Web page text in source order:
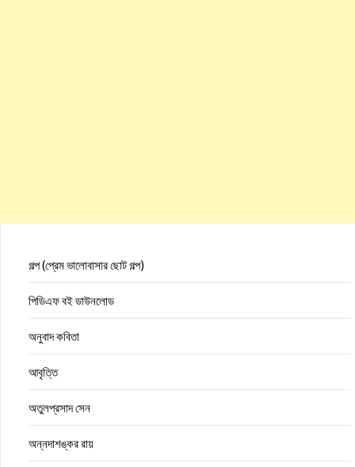
গল্প (প্রেম ভালোবাসার ছোট গল্প)
পিডিএফ বই ডাউনলোড
অনুবাদ কবিতা
আবৃত্তি
অতুলপ্রসাদ সেন
অন্নদাশঙ্কর রায়